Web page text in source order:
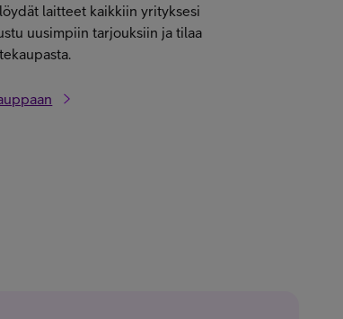
laitteet kaikkiin yrityksesi
uusimpiin tarjouksiin ja tilaa